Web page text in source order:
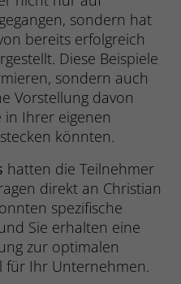
sondern hat
bereits erfolgreich
Diese Beispiele
sondern auch
Vorstellung davon
in Ihrer eigenen
könnten.
hatten die Teilnehmer
direkt an Christian
spezifische
Sie erhalten eine
zur optimalen
für Ihr Unternehmen.
9 GmbH
Unter anderem eine
ID, für die historische
Einstellungen, falls
Betreiber dies eingestellt
Analytics
Daten dazu, wie oft ein
besucht hat, sowie Daten für
Analytics
data to the marketing platform
the visitor's device and behaviour.
across devices and marketing
Expert